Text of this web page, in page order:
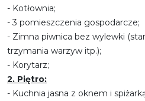
- Kotłownia;
- 3 pomieszczenia gospodarcze;
- Zimna piwnica bez wylewki
trzymania warzyw itp.);
- Korytarz;
2. Piętro:
- Kuchnia jasna z oknem i